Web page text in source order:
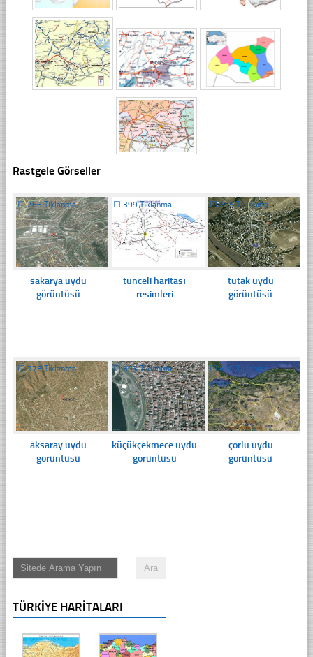
Rastgele Görseller
☐266 Tıklanma
sakarya uydu
görüntüsü
☐ 399 Tıklanma
tunceli haritası
resimleri
☐295 Tıklanma
tutak uydu
görüntüsü
☐273 Tıklanma
aksaray uydu
görüntüsü
☐393 Tıklanma
küçükçekmece uydu
görüntüsü
☐420 Tıklanma
çorlu uydu
görüntüsü
TÜRKIYE HARITALARI